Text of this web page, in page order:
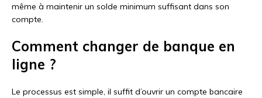
même à maintenir un solde minimum suffisant dans son
compte.
Comment changer de banque en
ligne ?
Le processus est simple, il suffit d’ouvrir un compte bancaire